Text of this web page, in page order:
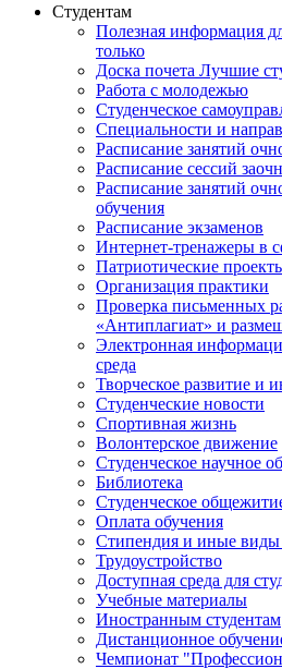
Студентам
Полезная информация
только
Доска почета Лучшие
Работа с молодежью
Студенческое
Специальности и
Расписание занятий
Расписание сессий
Расписание занятий
обучения
Расписание экзаменов
Интернет-тренажеры в
Патриотические
Организация практики
Проверка письменных
«Антиплагиат» и
Электронная
среда
Творческое развитие и
Студенческие новости
Спортивная жизнь
Волонтерское движение
Студенческое научное
Библиотека
Студенческое
Оплата обучения
Стипендия и иные виды
Трудоустройство
Доступная среда для
Учебные материалы
Иностранным студентам
Дистанционное
Чемпионат